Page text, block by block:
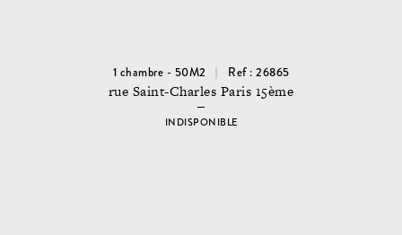
1 chambre - 50M2 Ref : 26865
rue Saint-Charles Paris 15ème
INDISPONIBLE